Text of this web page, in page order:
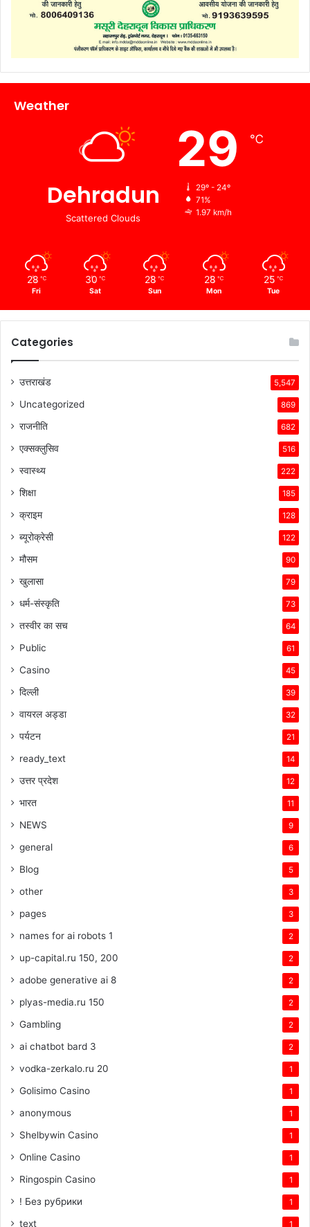
Weather
Dehradun
Scattered Clouds
29 ℃
29º - 24º
71%
1.97 km/h
28 ℃
Fri
30 ℃
Sat
28 ℃
Sun
28 ℃
Mon
25 ℃
Tue
Categories
उत्तराखंड 5,547
Uncategorized 869
राजनीति 682
एक्सक्लुसिव 516
स्वास्थ्य 222
शिक्षा 185
क्राइम 128
ब्यूरोक्रेसी 122
मौसम 90
खुलासा 79
धर्म-संस्कृति 73
तस्वीर का सच 64
Public 61
Casino 45
दिल्ली 39
वायरल अड्डा 32
पर्यटन 21
ready_text 14
उत्तर प्रदेश 12
भारत 11
NEWS 9
general 6
Blog 5
other 3
pages 3
names for ai robots 1 2
up-capital.ru 150, 200 2
adobe generative ai 8 2
plyas-media.ru 150 2
Gambling 2
ai chatbot bard 3 2
vodka-zerkalo.ru 20 1
Golisimo Casino 1
anonymous 1
Shelbywin Casino 1
Online Casino 1
Ringospin Casino 1
! Без рубрики 1
text 1